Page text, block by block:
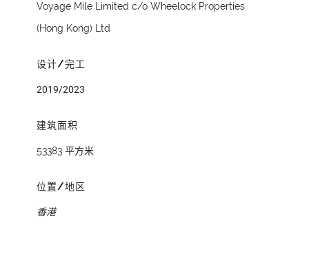
Voyage Mile Limited c/o Wheelock Properties
(Hong Kong) Ltd
设计/完工
2019/2023
建筑面积
53383 平方米
位置/地区
香港